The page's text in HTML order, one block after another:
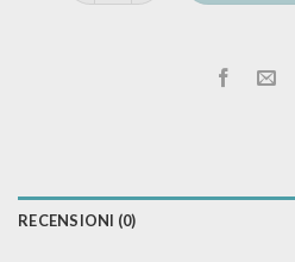
RECENSIONI (0)